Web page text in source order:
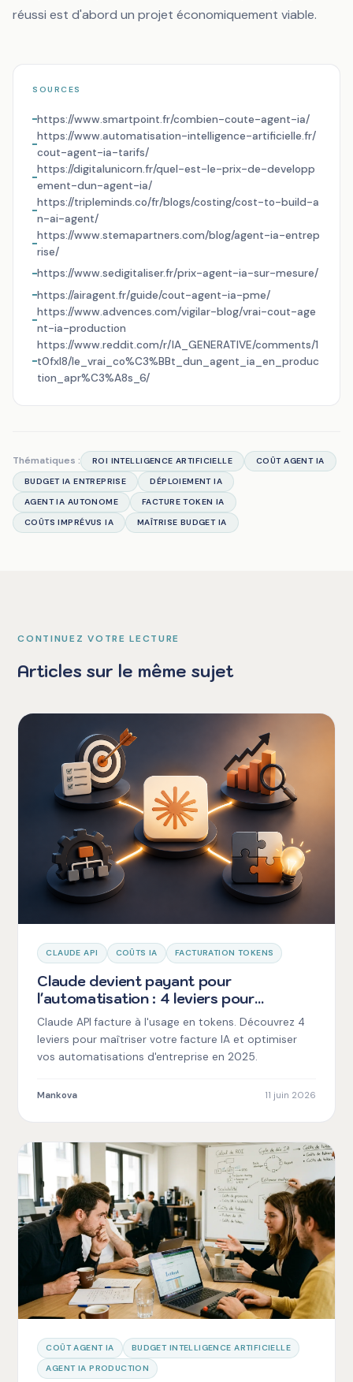
réussi est d'abord un projet économiquement viable.
SOURCES
https://www.smartpoint.fr/combien-coute-agent-ia/
https://www.automatisation-intelligence-artificielle.fr/
cout-agent-ia-tarifs/
https://digitalunicorn.fr/quel-est-le-prix-de-developp
ement-dun-agent-ia/
https://tripleminds.co/fr/blogs/costing/cost-to-build-a
n-ai-agent/
https://www.stemapartners.com/blog/agent-ia-entrep
rise/
https://www.sedigitaliser.fr/prix-agent-ia-sur-mesure/
https://airagent.fr/guide/cout-agent-ia-pme/
https://www.advences.com/vigilar-blog/vrai-cout-age
nt-ia-production
https://www.reddit.com/r/IA_GENERATIVE/comments/1
t0fxl8/le_vrai_co%C3%BBt_dun_agent_ia_en_produc
tion_apr%C3%A8s_6/
Thématiques : ROI INTELLIGENCE ARTIFICIELLE
COÛT AGENT IA
BUDGET IA ENTREPRISE
DÉPLOIEMENT IA
AGENT IA AUTONOME
FACTURE TOKEN IA
COÛTS IMPRÉVUS IA
MAÎTRISE BUDGET IA
CONTINUEZ VOTRE LECTURE
Articles sur le même sujet
CLAUDE API COÛTS IA FACTURATION TOKENS
Claude devient payant pour
l'automatisation : 4 leviers pour
maîtriser votre facture IA
Claude API facture à l'usage en tokens. Découvrez 4
leviers pour maîtriser votre facture IA et optimiser
vos automatisations d'entreprise en 2025.
Mankova 11 juin 2026
COÛT AGENT IA
BUDGET INTELLIGENCE ARTIFICIELLE
AGENT IA PRODUCTION